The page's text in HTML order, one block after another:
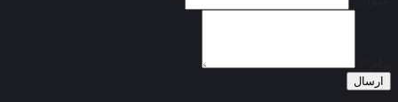
ارسال